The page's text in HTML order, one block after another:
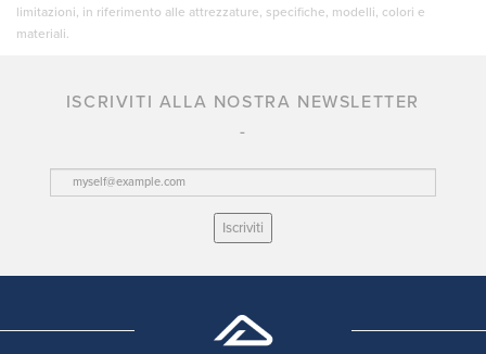
limitazioni, in riferimento alle attrezzature, specifiche, modelli, colori e
materiali.
ISCRIVITI ALLA NOSTRA NEWSLETTER
Iscriviti